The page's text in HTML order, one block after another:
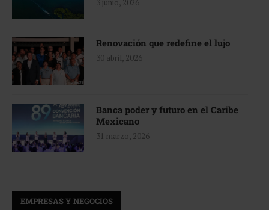
3 junio, 2026
Renovación que redefine el lujo
30 abril, 2026
Banca poder y futuro en el Caribe
Mexicano
31 marzo, 2026
EMPRESAS Y NEGOCIOS